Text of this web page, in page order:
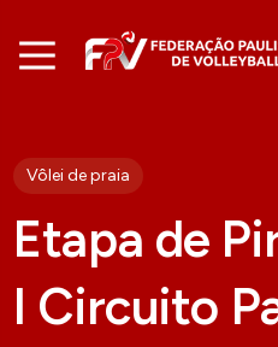
Vôlei de praia
Etapa de
I Circuito